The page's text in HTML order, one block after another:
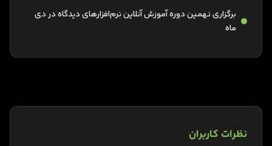
برگزاری نهمین دوره آموزش آنلاین نرم‌افزارهای دیدگاه در دی
ماه
نظرات کاربران